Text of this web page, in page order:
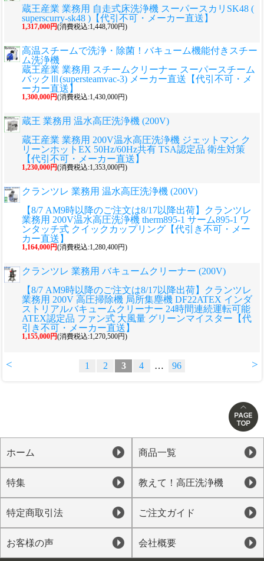
蔵王産業 業務用 自走式床洗浄機 スーパースカリSK48 (
superscurry-sk48 )【代引不可・メーカー直送】
1,317,000円(消費税込:1,448,700円)
高温スチームで洗浄・除菌！バキューム機能付きスチー
ム洗浄機
蔵王産業 業務用 スチームクリーナー スーパースチーム
バックⅢ(supersteamvac-3) メーカー直送【代引不可・メ
ーカー直送】
1,300,000円(消費税込:1,430,000円)
蔵王 業務用 温水高圧洗浄機 (200V)
蔵王産業 業務用 200V温水高圧洗浄機 ジェットマン ク
リーンホットEX 50Hz/60Hz共有 TSA認定品 衛生対策
【代引不可・メーカー直送】
1,230,000円(消費税込:1,353,000円)
クランツレ 業務用 温水高圧洗浄機 (200V)
【8/7 AM9時以降のご注文は8/17以降出荷】クランツレ
業務用 200V温水高圧洗浄機 therm895-1 サーム895-1 ワ
ンタッチ式 クイックカップリング【代引き不可・メー
カー直送】
1,164,000円(消費税込:1,280,400円)
クランツレ 業務用 バキュームクリーナー (200V)
【8/7 AM9時以降のご注文は8/17以降出荷】クランツレ
業務用 200V 高圧掃除機 局所集塵機 DF22ATEX インダ
ストリアルバキュームクリーナー 24時間連続運転可能
ATEX認定品 ファン式 大風量 グリーンマイスター【代
引き不可・メーカー直送】
1,155,000円(消費税込:1,270,500円)
< >
1 2 3 4 … 96
ホーム 商品一覧
特集 教えて！高圧洗浄機
特定商取引法 ご注文ガイド
お客様の声 会社概要